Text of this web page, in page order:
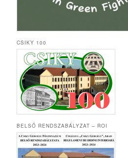
CSIKY 100
BELSŐ RENDSZABÁLYZAT – ROI